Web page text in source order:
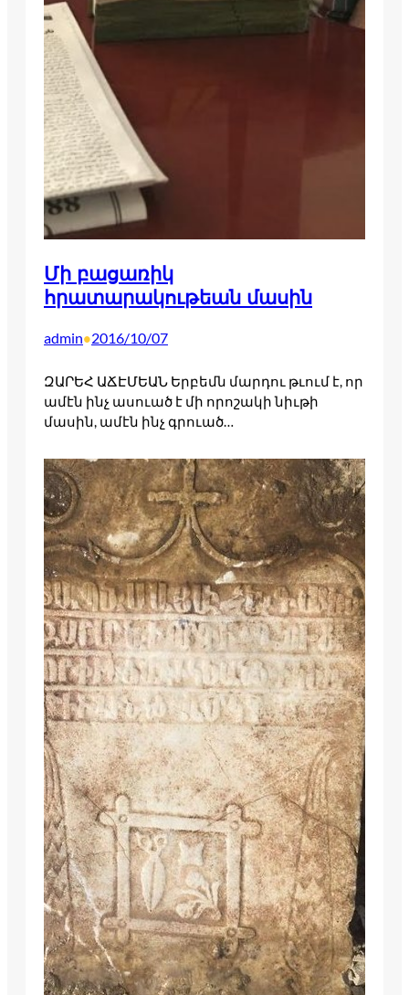
Մի բացառիկ
հրատարակութեան մասին
admin•2016/10/07
ԶԱՐԵՀ ԱՃԷՄԵԱՆ Երբեմն մարդու թւում է, որ
ամէն ինչ ասուած է մի որոշակի նիւթի
մասին, ամէն ինչ գրուած…